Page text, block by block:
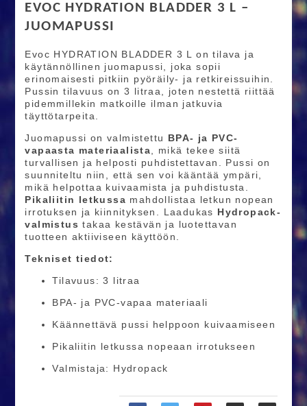
EVOC HYDRATION BLADDER 3 L –
JUOMAPUSSI
Evoc HYDRATION BLADDER 3 L on tilava ja
käytännöllinen juomapussi, joka sopii
erinomaisesti pitkiin pyöräily- ja retkireissuihin.
Pussin tilavuus on 3 litraa, joten nestettä riittää
pidemmillekin matkoille ilman jatkuvia
täyttötarpeita.
Juomapussi on valmistettu BPA- ja PVC-
vapaasta materiaalista , mikä tekee siitä
turvallisen ja helposti puhdistettavan. Pussi on
suunniteltu niin, että sen voi kääntää ympäri,
mikä helpottaa kuivaamista ja puhdistusta.
Pikaliitin letkussa mahdollistaa letkun nopean
irrotuksen ja kiinnityksen. Laadukas Hydropack-
valmistus takaa kestävän ja luotettavan
tuotteen aktiiviseen käyttöön.
Tekniset tiedot:
Tilavuus: 3 litraa
BPA- ja PVC-vapaa materiaali
Käännettävä pussi helppoon kuivaamiseen
Pikaliitin letkussa nopeaan irrotukseen
Valmistaja: Hydropack